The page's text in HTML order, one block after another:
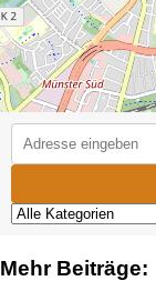
Mehr Beiträge: